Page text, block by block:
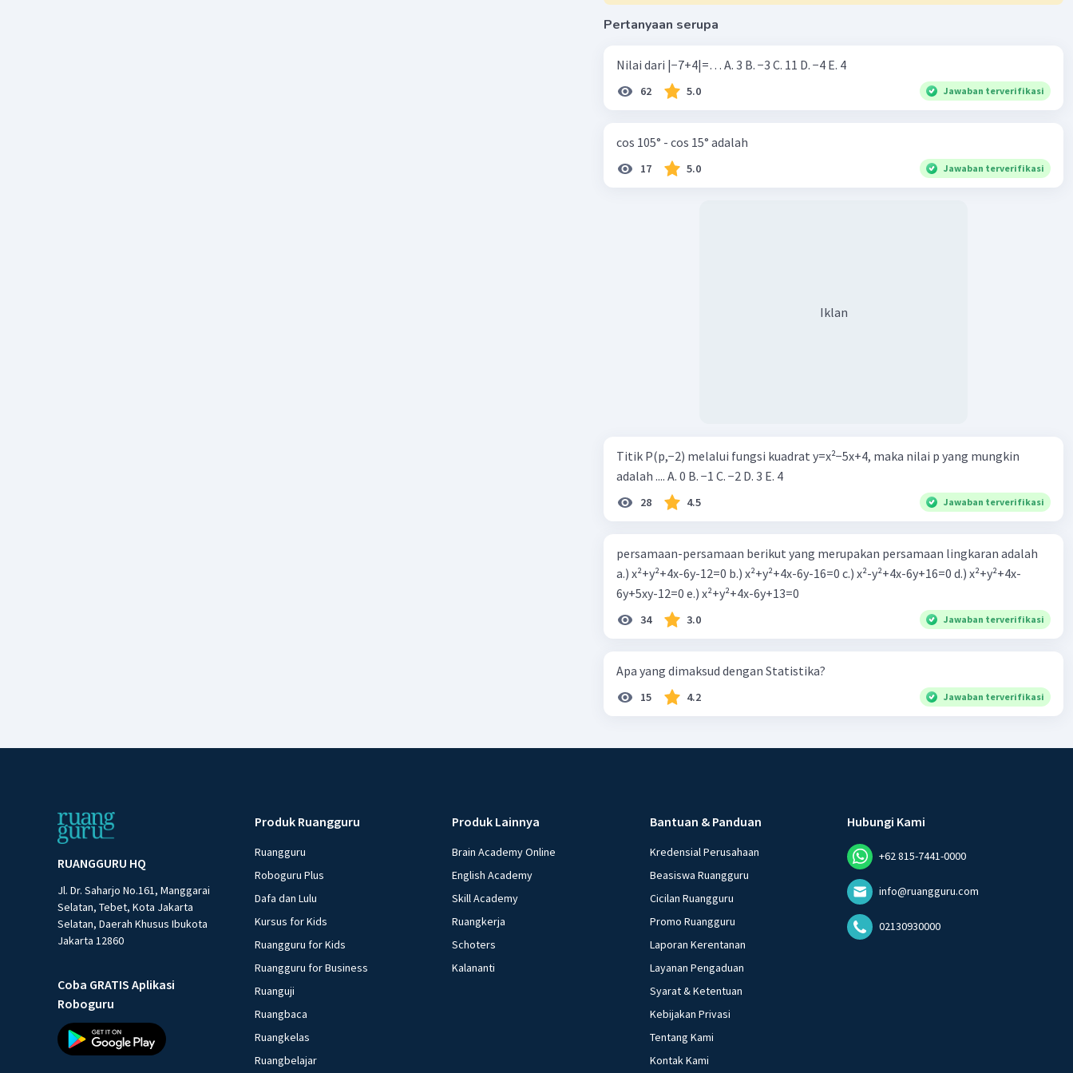
Jawaban : -3/2
Pertanyaan serupa
Nilai dari |−7+4|=… A. 3 B. −3 C. 11 D. −4 E. 4
62 5.0 Jawaban terverifikasi
cos 105° - cos 15° adalah
17 5.0 Jawaban terverifikasi
Iklan
Titik P(p,−2) melalui fungsi kuadrat y=x²−5x+4, maka nilai p yang mungkin
adalah .... A. 0 B. −1 C. −2 D. 3 E. 4
28 4.5 Jawaban terverifikasi
persamaan-persamaan berikut yang merupakan persamaan lingkaran adalah
a.) x²+y²+4x-6y-12=0 b.) x²+y²+4x-6y-16=0 c.) x²-y²+4x-6y+16=0 d.) x²+y²+4x-
6y+5xy-12=0 e.) x²+y²+4x-6y+13=0
34 3.0 Jawaban terverifikasi
Apa yang dimaksud dengan Statistika?
15 4.2 Jawaban terverifikasi
RUANGGURU HQ
Jl. Dr. Saharjo No.161, Manggarai
Selatan, Tebet, Kota Jakarta
Selatan, Daerah Khusus Ibukota
Jakarta 12860
Coba GRATIS Aplikasi
Roboguru
Produk Ruangguru
Ruangguru
Roboguru Plus
Dafa dan Lulu
Kursus for Kids
Ruangguru for Kids
Ruangguru for Business
Ruanguji
Ruangbaca
Ruangkelas
Ruangbelajar
Produk Lainnya
Brain Academy Online
English Academy
Skill Academy
Ruangkerja
Schoters
Kalananti
Bantuan & Panduan
Kredensial Perusahaan
Beasiswa Ruangguru
Cicilan Ruangguru
Promo Ruangguru
Laporan Kerentanan
Layanan Pengaduan
Syarat & Ketentuan
Kebijakan Privasi
Tentang Kami
Kontak Kami
Hubungi Kami
+62 815-7441-0000
info@ruangguru.com
02130930000